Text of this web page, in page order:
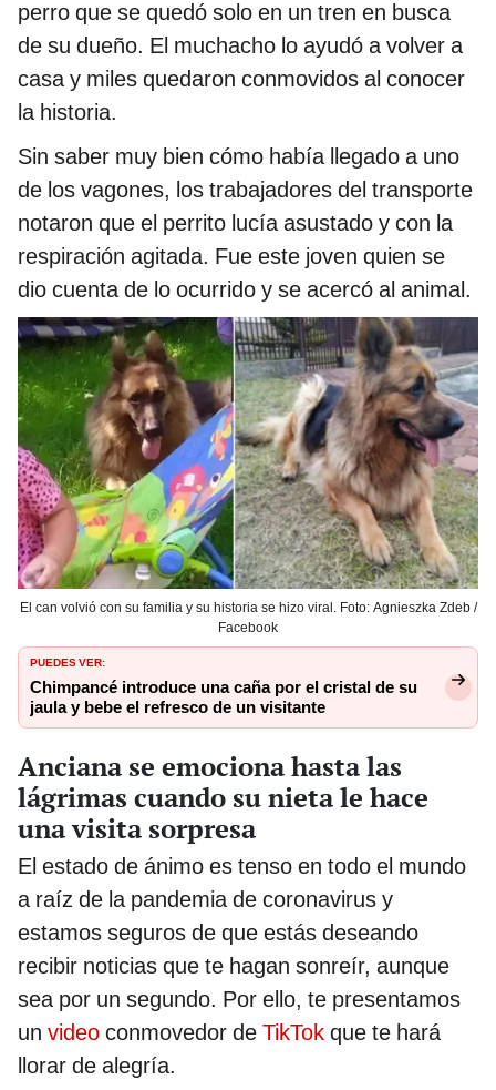
perro que se quedó solo en un tren en busca
de su dueño. El muchacho lo ayudó a volver a
casa y miles quedaron conmovidos al conocer
la historia.
Sin saber muy bien cómo había llegado a uno
de los vagones, los trabajadores del transporte
notaron que el perrito lucía asustado y con la
respiración agitada. Fue este joven quien se
dio cuenta de lo ocurrido y se acercó al animal.
El can volvió con su familia y su historia se hizo viral. Foto: Agnieszka Zdeb /
Facebook
PUEDES VER:
Chimpancé introduce una caña por el cristal de su
jaula y bebe el refresco de un visitante
Anciana se emociona hasta las
lágrimas cuando su nieta le hace
una visita sorpresa
El estado de ánimo es tenso en todo el mundo
a raíz de la pandemia de coronavirus y
estamos seguros de que estás deseando
recibir noticias que te hagan sonreír, aunque
sea por un segundo. Por ello, te presentamos
un video conmovedor de TikTok que te hará
llorar de alegría.